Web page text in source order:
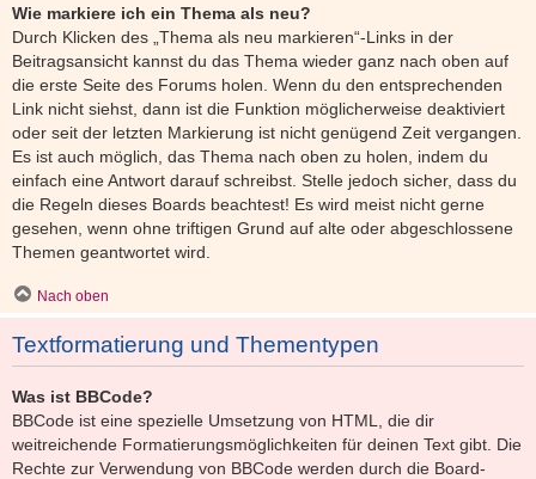
Wie markiere ich ein Thema als neu?
Durch Klicken des „Thema als neu markieren“-Links in der
Beitragsansicht kannst du das Thema wieder ganz nach oben auf
die erste Seite des Forums holen. Wenn du den entsprechenden
Link nicht siehst, dann ist die Funktion möglicherweise deaktiviert
oder seit der letzten Markierung ist nicht genügend Zeit vergangen.
Es ist auch möglich, das Thema nach oben zu holen, indem du
einfach eine Antwort darauf schreibst. Stelle jedoch sicher, dass du
die Regeln dieses Boards beachtest! Es wird meist nicht gerne
gesehen, wenn ohne triftigen Grund auf alte oder abgeschlossene
Themen geantwortet wird.
Nach oben
Textformatierung und Thementypen
Was ist BBCode?
BBCode ist eine spezielle Umsetzung von HTML, die dir
weitreichende Formatierungsmöglichkeiten für deinen Text gibt. Die
Rechte zur Verwendung von BBCode werden durch die Board-